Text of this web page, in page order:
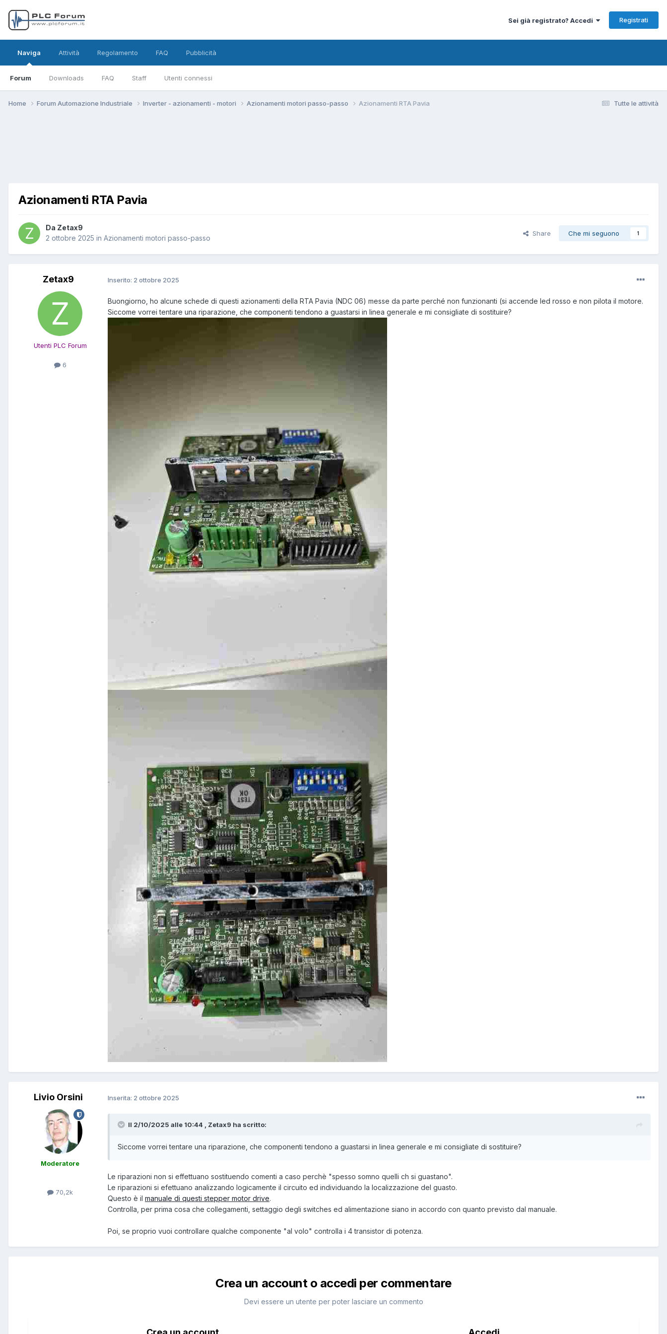
Sei già registrato? Accedi Registrati
Naviga
Forum Downloads FAQ Staff Utenti connessi
Attività Regolamento FAQ Pubblicità
Tutte le attività
Home Forum Automazione Industriale Inverter - azionamenti - motori Azionamenti motori passo-passo Azionamenti RTA Pavia
Azionamenti RTA Pavia
Da Zetax9
2 ottobre 2025 in Azionamenti motori passo-passo
Share Che mi seguono 1
Zetax9
Utenti PLC Forum
6
Inserito: 2 ottobre 2025
Buongiorno, ho alcune schede di questi azionamenti della RTA Pavia (NDC 06) messe da parte perché non funzionanti (si accende led rosso e non pilota il motore.
Siccome vorrei tentare una riparazione, che componenti tendono a guastarsi in linea generale e mi consigliate di sostituire?
Livio Orsini
Moderatore
70,2k
Inserita: 2 ottobre 2025
Il 2/10/2025 alle 10:44 , Zetax9 ha scritto:
Siccome vorrei tentare una riparazione, che componenti tendono a guastarsi in linea generale e mi consigliate di sostituire?
Le riparazioni non si effettuano sostituendo comenti a caso perchè "spesso somno quelli ch si guastano".
Le riparazioni si efettuano analizzando logicamente il circuito ed individuando la localizzazione del guasto.
Questo è il manuale di questi stepper motor drive.
Controlla, per prima cosa che collegamenti, settaggio degli switches ed alimentazione siano in accordo con quanto previsto dal manuale.
Poi, se proprio vuoi controllare qualche componente "al volo" controlla i 4 transistor di potenza.
Crea un account o accedi per commentare
Devi essere un utente per poter lasciare un commento